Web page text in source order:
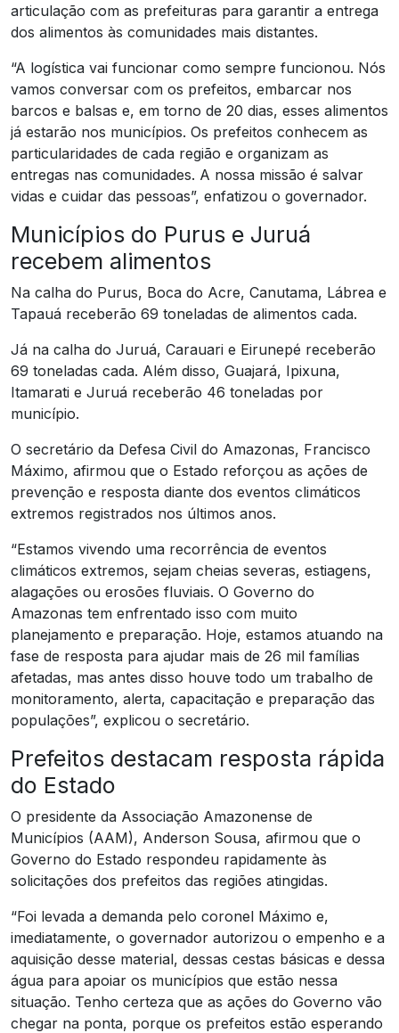
articulação com as prefeituras para garantir a entrega
dos alimentos às comunidades mais distantes.
“A logística vai funcionar como sempre funcionou. Nós
vamos conversar com os prefeitos, embarcar nos
barcos e balsas e, em torno de 20 dias, esses alimentos
já estarão nos municípios. Os prefeitos conhecem as
particularidades de cada região e organizam as
entregas nas comunidades. A nossa missão é salvar
vidas e cuidar das pessoas”, enfatizou o governador.
Municípios do Purus e Juruá
recebem alimentos
Na calha do Purus, Boca do Acre, Canutama, Lábrea e
Tapauá receberão 69 toneladas de alimentos cada.
Já na calha do Juruá, Carauari e Eirunepé receberão
69 toneladas cada. Além disso, Guajará, Ipixuna,
Itamarati e Juruá receberão 46 toneladas por
município.
O secretário da Defesa Civil do Amazonas, Francisco
Máximo, afirmou que o Estado reforçou as ações de
prevenção e resposta diante dos eventos climáticos
extremos registrados nos últimos anos.
“Estamos vivendo uma recorrência de eventos
climáticos extremos, sejam cheias severas, estiagens,
alagações ou erosões fluviais. O Governo do
Amazonas tem enfrentado isso com muito
planejamento e preparação. Hoje, estamos atuando na
fase de resposta para ajudar mais de 26 mil famílias
afetadas, mas antes disso houve todo um trabalho de
monitoramento, alerta, capacitação e preparação das
populações”, explicou o secretário.
Prefeitos destacam resposta rápida
do Estado
O presidente da Associação Amazonense de
Municípios (AAM), Anderson Sousa, afirmou que o
Governo do Estado respondeu rapidamente às
solicitações dos prefeitos das regiões atingidas.
“Foi levada a demanda pelo coronel Máximo e,
imediatamente, o governador autorizou o empenho e a
aquisição desse material, dessas cestas básicas e dessa
água para apoiar os municípios que estão nessa
situação. Tenho certeza que as ações do Governo vão
chegar na ponta, porque os prefeitos estão esperando